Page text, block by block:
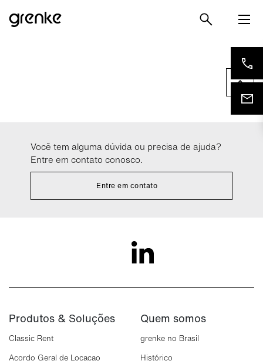
Você tem alguma dúvida ou precisa de ajuda?
Entre em contato conosco.
Entre em contato
Produtos & Soluções
Classic Rent
Acordo Geral de Locacao
Quem somos
grenke no Brasil
Histórico